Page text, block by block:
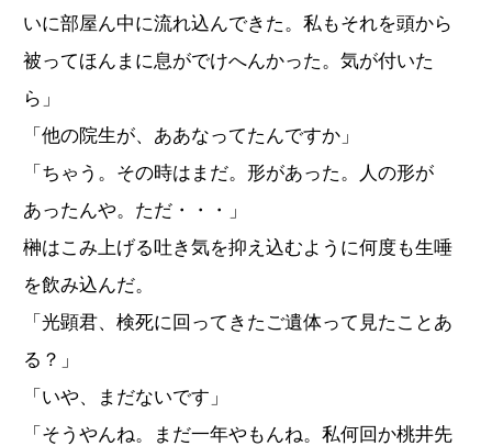
いに部屋ん中に流れ込んできた。私もそれを頭から
被ってほんまに息がでけへんかった。気が付いた
ら」
「他の院生が、ああなってたんですか」
「ちゃう。その時はまだ。形があった。人の形が
あったんや。ただ・・・」
榊はこみ上げる吐き気を抑え込むように何度も生唾
を飲み込んだ。
「光顕君、検死に回ってきたご遺体って見たことあ
る？」
「いや、まだないです」
「そうやんね。まだ一年やもんね。私何回か桃井先